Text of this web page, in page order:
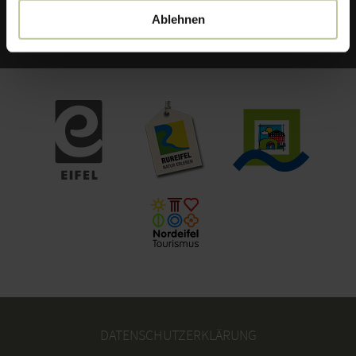
Ablehnen
FACEBOOK
DATENSCHUTZERKLÄRUNG